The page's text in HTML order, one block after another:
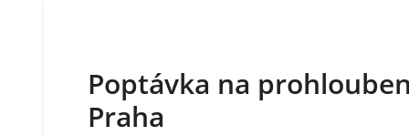
Poptávka na
Praha